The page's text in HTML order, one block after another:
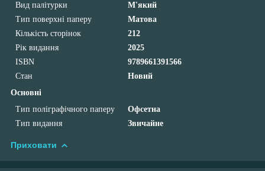
Вид палітурки
М'який
Тип поверхні паперу
Матова
Кількість сторінок
212
Рік видання
2025
ISBN
9789661391566
Стан
Новий
Основні
Тип поліграфічного паперу
Офсетна
Тип видання
Звичайне
Приховати